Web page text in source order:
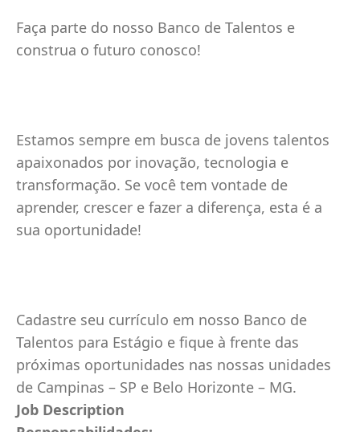
Faça parte do nosso Banco de Talentos e
construa o futuro conosco!
Estamos sempre em busca de jovens talentos
apaixonados por inovação, tecnologia e
transformação. Se você tem vontade de
aprender, crescer e fazer a diferença, esta é a
sua oportunidade!
Cadastre seu currículo em nosso Banco de
Talentos para Estágio e fique à frente das
próximas oportunidades nas nossas unidades
de Campinas – SP e Belo Horizonte – MG.
Job Description